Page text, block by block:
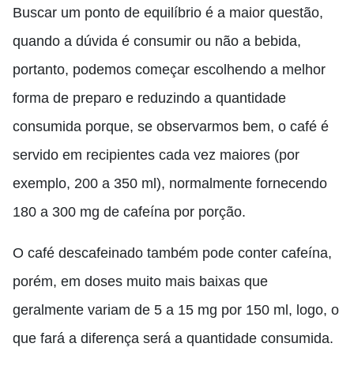
Buscar um ponto de equilíbrio é a maior questão,
quando a dúvida é consumir ou não a bebida,
portanto, podemos começar escolhendo a melhor
forma de preparo e reduzindo a quantidade
consumida porque, se observarmos bem, o café é
servido em recipientes cada vez maiores (por
exemplo, 200 a 350 ml), normalmente fornecendo
180 a 300 mg de cafeína por porção.
O café descafeinado também pode conter cafeína,
porém, em doses muito mais baixas que
geralmente variam de 5 a 15 mg por 150 ml, logo, o
que fará a diferença será a quantidade consumida.